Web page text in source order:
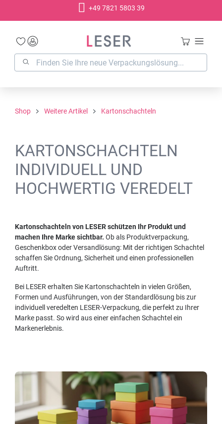
+49 7821 5803 39
Shop Weitere Artikel Kartonschachteln
KARTONSCHACHTELN
INDIVIDUELL UND
HOCHWERTIG VEREDELT
Kartonschachteln von LESER schützen Ihr Produkt und
machen Ihre Marke sichtbar. Ob als Produktverpackung,
Geschenkbox oder Versandlösung: Mit der richtigen Schachtel
schaffen Sie Ordnung, Sicherheit und einen professionellen
Auftritt.
Bei LESER erhalten Sie Kartonschachteln in vielen Größen,
Formen und Ausführungen, von der Standardlösung bis zur
individuell veredelten LESER-Verpackung, die perfekt zu Ihrer
Marke passt. So wird aus einer einfachen Schachtel ein
Markenerlebnis.